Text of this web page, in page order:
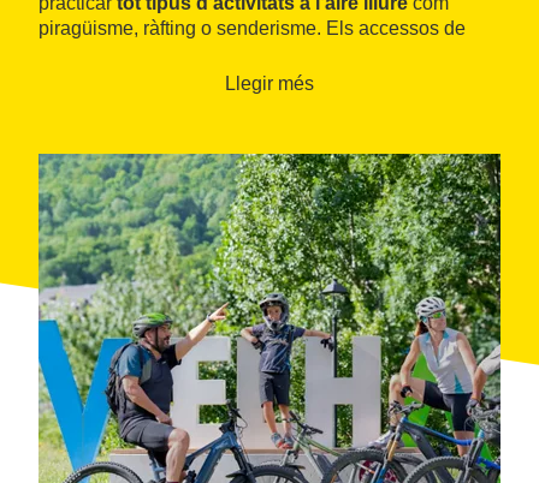
piragüisme, ràfting o senderisme. Els accessos de
Llegir més